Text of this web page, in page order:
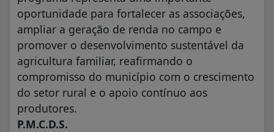
oportunidade para fortalecer as associações,
ampliar a geração de renda no campo e
promover o desenvolvimento sustentável da
agricultura familiar, reafirmando o
compromisso do município com o crescimento
do setor rural e o apoio contínuo aos
produtores.
P.M.C.D.S.